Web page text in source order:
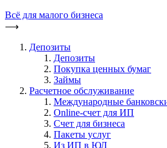
Всё для малого бизнеса
⟶
Депозиты
Депозиты
Покупка ценных бумаг
Займы
Расчетное обслуживание
Международные
Online-счет для ИП
Счет для бизнеса
Пакеты услуг
Из ИП в ЮЛ